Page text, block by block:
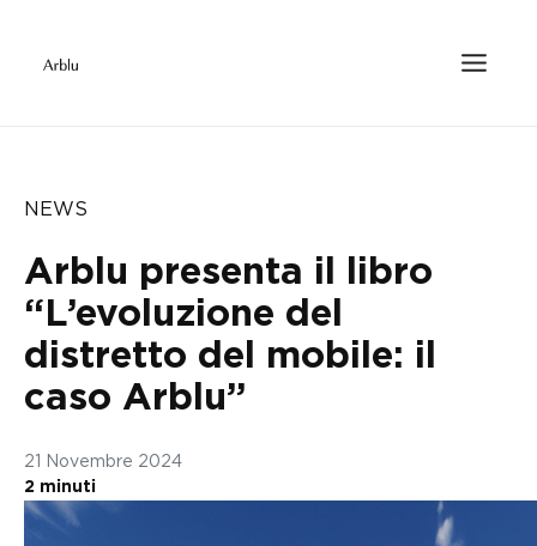
NEWS
Arblu presenta il libro
“L’evoluzione del
distretto del mobile: il
caso Arblu”
21 Novembre 2024
2 minuti